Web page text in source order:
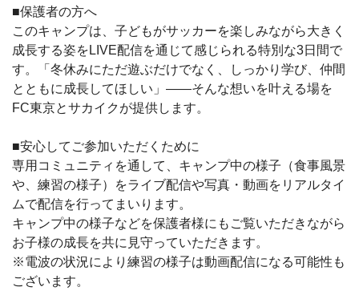
■保護者の方へ
このキャンプは、子どもがサッカーを楽しみながら大きく
成長する姿を LIVE配信を通じて感じられる特別な3日間で
す。「冬休みにただ遊ぶだけでなく、しっかり学び、仲間
とともに成長してほしい」――そんな想いを叶える場を
FC東京とサカイクが提供します。
■安心してご参加いただくために
専用コミュニティを通して、キャンプ中の様子（食事風景
や、練習の様子）をライブ配信や写真・動画をリアルタイ
ムで配信を行ってまいります。
キャンプ中の様子などを保護者様にもご覧いただきながら
お子様の成長を共に見守っていただきます。
※電波の状況により練習の様子は動画配信になる可能性も
ございます。